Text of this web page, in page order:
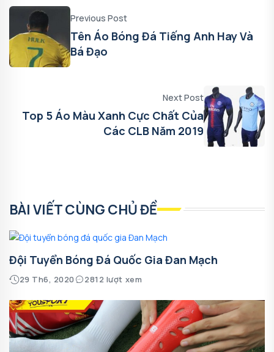
Previous Post
Tên Áo Bóng Đá Tiếng Anh Hay Và
Bá Đạo
Next Post
Top 5 Áo Màu Xanh Cực Chất Của
Các CLB Năm 2019
BÀI VIẾT CÙNG CHỦ ĐỀ
Đội Tuyển Bóng Đá Quốc Gia Đan Mạch
29 Th6, 2020 2812 lượt xem